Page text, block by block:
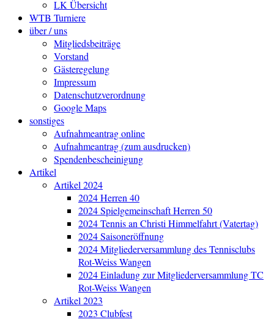
LK Übersicht
WTB Turniere
über / uns
Mitgliedsbeiträge
Vorstand
Gästeregelung
Impressum
Datenschutzverordnung
Google Maps
sonstiges
Aufnahmeantrag online
Aufnahmeantrag (zum ausdrucken)
Spendenbescheinigung
Artikel
Artikel 2024
2024 Herren 40
2024 Spielgemeinschaft Herren 50
2024 Tennis an Christi Himmelfahrt (Vatertag)
2024 Saisoneröffnung
2024 Mitgliederversammlung des Tennisclubs
Rot-Weiss Wangen
2024 Einladung zur Mitgliederversammlung TC
Rot-Weiss Wangen
Artikel 2023
2023 Clubfest